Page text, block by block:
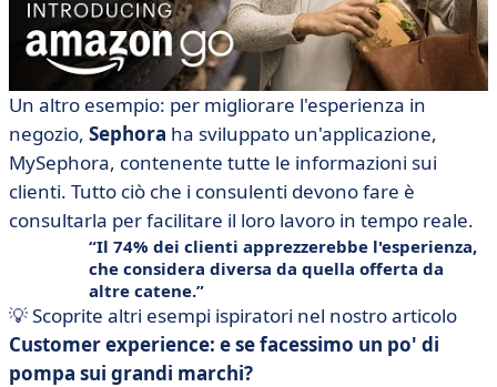
Un altro esempio: per migliorare l'esperienza in
negozio, Sephora ha sviluppato un'applicazione,
MySephora, contenente tutte le informazioni sui
clienti. Tutto ciò che i consulenti devono fare è
consultarla per facilitare il loro lavoro in tempo reale.
Il 74% dei clienti apprezzerebbe l'esperienza,
che considera diversa da quella offerta da
altre catene.
💡 Scoprite altri esempi ispiratori nel nostro articolo
Customer experience: e se facessimo un po' di
pompa sui grandi marchi?